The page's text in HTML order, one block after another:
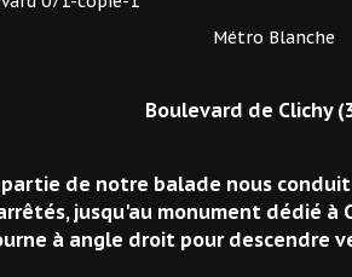
Blanche
Boulevard de Clichy
de notre balade nous
jusqu'au monument dédié à
à angle droit pour descendre